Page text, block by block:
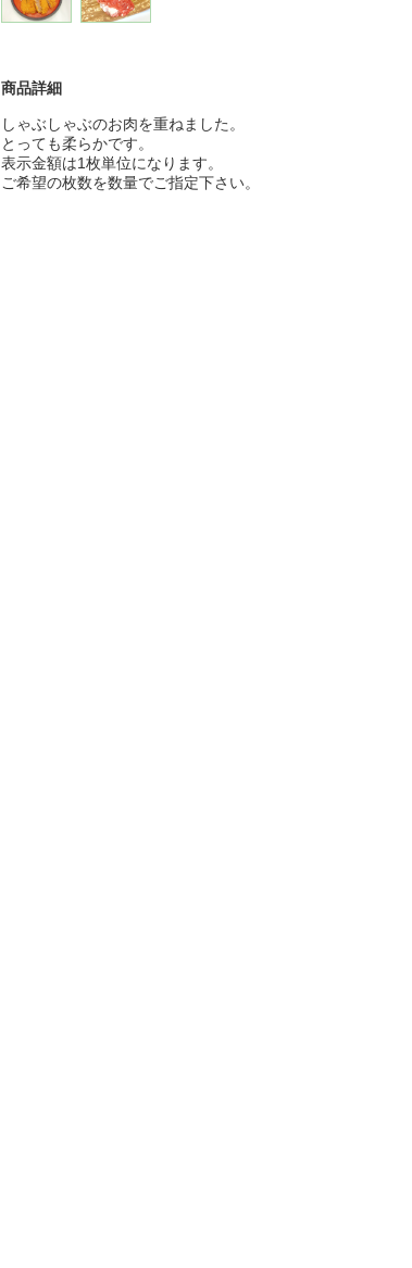
商品詳細
しゃぶしゃぶのお肉を重ねました。
とっても柔らかです。
表示金額は1枚単位になります。
ご希望の枚数を数量でご指定下さい。